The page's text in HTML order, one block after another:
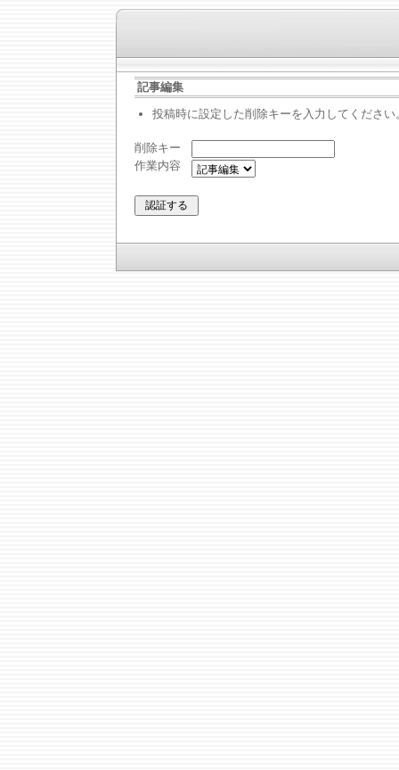
記事編集
投稿時に設定した削除キーを入力してください
削除キー
作業内容